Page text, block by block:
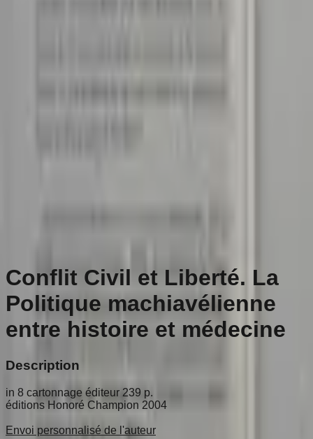
Conflit Civil et Liberté. La
Politique machiavélienne
entre histoire et médecine
Description
in 8 cartonnage éditeur 239 p.
éditions Honoré Champion 2004
Envoi personnalisé de l'auteur